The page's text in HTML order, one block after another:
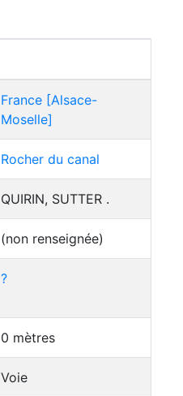
France [Alsace-
Moselle]
Rocher du canal
QUIRIN, SUTTER .
(non renseignée)
?
0 mètres
Voie